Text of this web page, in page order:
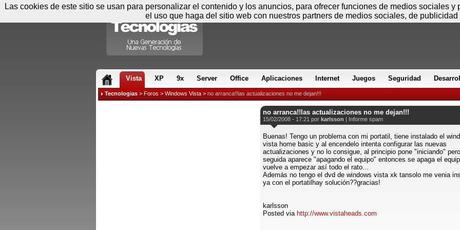
Vista XP 9x Server Office Aplicaciones Internet Juegos Seguridad
Tecnologias > Foros > Windows Vista > no arranca!!las actualizaciones no me dejan!!!
no arranca!!las actualizaciones no me dejan!!!
15/02/2008 - 17:21 por karlsson | Informe spam
Buenas! Tengo un problema con mi portatil, tiene instalado el
vista home basic y al encendelo intenta configurar las nuevas
actualizaciones y no lo consigue, al principio pone "iniciando"
seguida aparece "apagando el equipo" entonces se apaga el
vuelve a empezar así todo el rato...
Además no tengo el dvd de windows vista xk tansolo me venia
ya con el portatilhay solución??gracias!
karlsson
Posted via http://www.vistaheads.com
Las cookies de este sitio se usan para personalizar el contenido y los anuncios, para ofrecer funciones de medios sociales
el uso que haga del sitio web con nuestros partners de medios sociales, de